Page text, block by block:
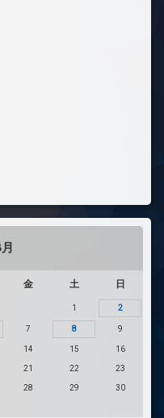
金 土 日
1 2
7 8 9
14 15 16
21 22 23
28 29 30